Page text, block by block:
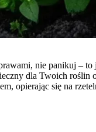
nie panikuj –
dla Twoich
opierając się na